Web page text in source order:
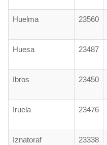
Huelma 23560
Huesa 23487
Ibros 23450
Iruela 23476
Iznatoraf 23338